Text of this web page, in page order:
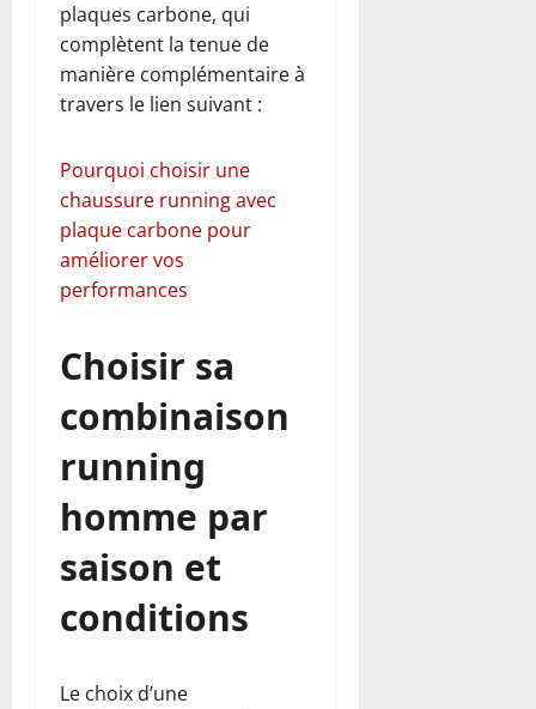
plaques carbone, qui
complètent la tenue de
manière complémentaire à
travers le lien suivant :
Pourquoi choisir une
chaussure running avec
plaque carbone pour
améliorer vos
performances
Choisir sa
combinaison
running
homme par
saison et
conditions
Le choix d’une